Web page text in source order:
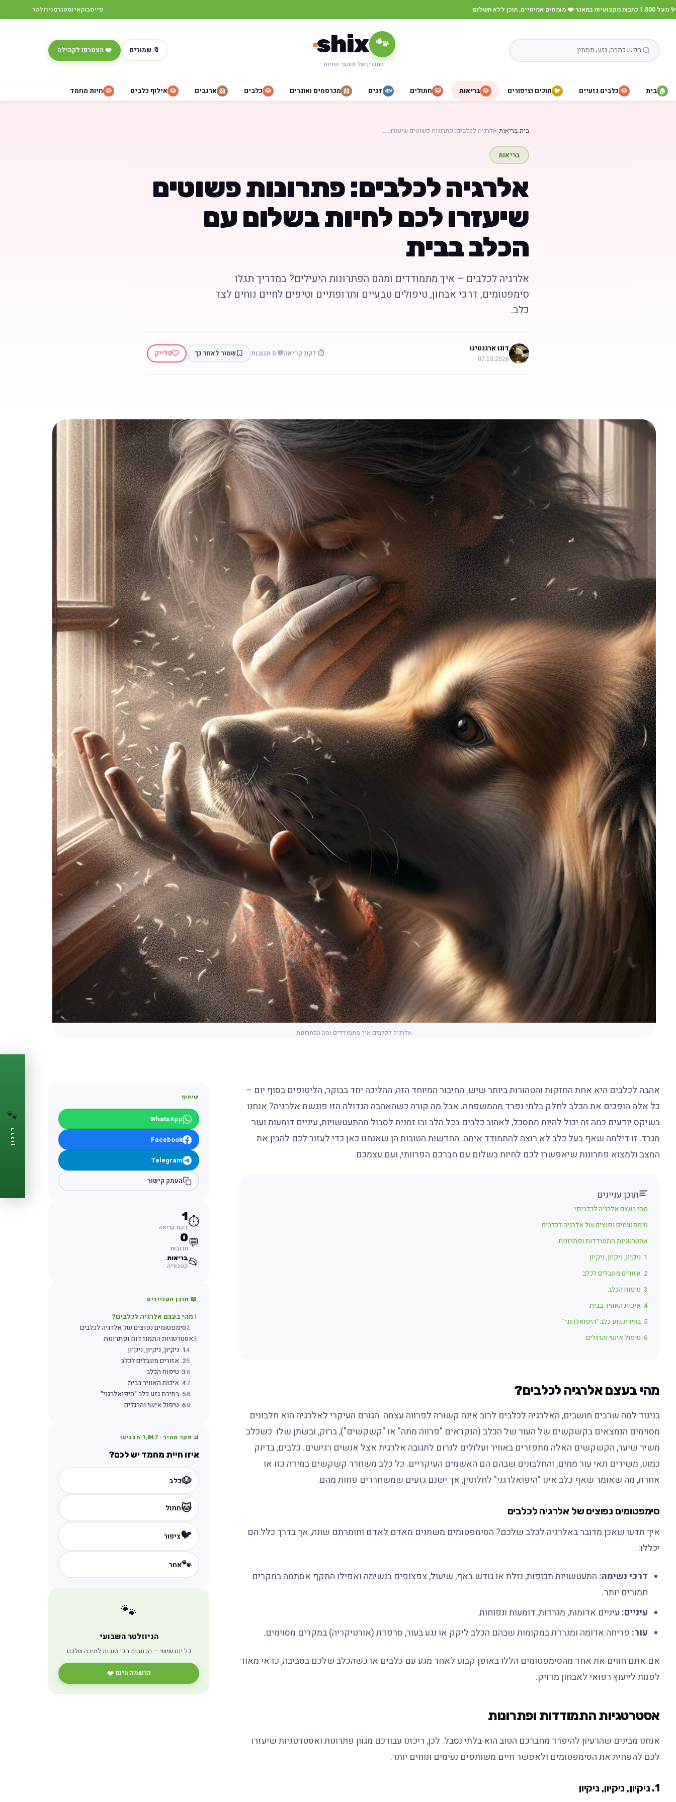
✨ מעל 1,800 כתבות מקצועיות במאגר ·❤️ מומחים אמיתיים, תוכן ללא תשלום פייסבוקאינסטגרםניוזלטר
🐾
shix
המגזין של אוהבי החיות
🔖 שמורים ❤️ הצטרפו לקהילה
🏠 בית 🐶 כלבים גזעיים 🐦 תוכים וציפורים 🐶 בריאות 🐱 חתולים 🐟 דגים 🐹 מכרסמים ואוגרים 🐶 כלבים 🐹 ארנבים 🐶 אילוף כלבים 🐶 חיות מחמד
בית›בריאות›אלרגיה לכלבים: פתרונות פשוטים שיעזרו……
בריאות
אלרגיה לכלבים: פתרונות פשוטים
שיעזרו לכם לחיות בשלום עם
הכלב בבית
אלרגיה לכלבים – איך מתמודדים ומהם הפתרונות היעילים? במדריך תגלו
סימפטומים, דרכי אבחון, טיפולים טבעיים ותרופתיים וטיפים לחיים נוחים לצד
כלב.
דוגו ארגנטינו
07.03.2026
⏱️ דקת קריאה💬 0 תגובות שמור לאחר כך 0לייק
אלרגיה לכלבים איך מתמודדים ומה הפתרונות
אהבה לכלבים היא אחת החזקות והטהורות ביותר שיש. החיבור המיוחד הזה, ההליכה יחד בבוקר, הליטופים בסוף יום –
כל אלה הופכים את הכלב לחלק בלתי נפרד מהמשפחה. אבל מה קורה כשהאהבה הגדולה הזו פוגשת אלרגיה? אנחנו
בשיקס יודעים כמה זה יכול להיות מתסכל, לאהוב כלבים בכל הלב ובו זמנית לסבול מהתעטשויות, עיניים דומעות ועור
מגרד. זו דילמה שאף בעל כלב לא רוצה להתמודד איתה. החדשות הטובות הן שאנחנו כאן כדי לעזור לכם להבין את
המצב ולמצוא פתרונות שיאפשרו לכם לחיות בשלום עם חברכם הפרוותי, ועם עצמכם.
תוכן עניינים
מהי בעצם אלרגיה לכלבים?
סימפטומים נפוצים של אלרגיה לכלבים
אסטרטגיות התמודדות ופתרונות
1. ניקיון, ניקיון, ניקיון
2. אזורים מוגבלים לכלב
3. טיפוח הכלב
4. איכות האוויר בבית
5. בחירת גזע כלב "היפואלרגני"
6. טיפול אישי והרגלים
מהי בעצם אלרגיה לכלבים?
בניגוד למה שרבים חושבים, האלרגיה לכלבים לרוב אינה קשורה לפרווה עצמה. הגורם העיקרי לאלרגיה הוא חלבונים
מסוימים הנמצאים בקשקשים של העור של הכלב (הנקראים "פרווה מתה" או "קשקשים"), ברוק, ובשתן שלו. כשכלב
משיר שיער, הקשקשים האלה מתפזרים באוויר ועלולים לגרום לתגובה אלרגית אצל אנשים רגישים. כלבים, בדיוק
כמונו, משירים תאי עור מתים, והחלבונים שבהם הם האשמים העיקריים. כל כלב משחרר קשקשים במידה כזו או
אחרת, מה שאומר שאף כלב אינו "היפואלרגני" לחלוטין, אך ישנם גזעים שמשחררים פחות מהם.
סימפטומים נפוצים של אלרגיה לכלבים
איך תדעו שאכן מדובר באלרגיה לכלב שלכם? הסימפטומים משתנים מאדם לאדם וחומרתם שונה, אך בדרך כלל הם
יכללו:
דרכי נשימה: התעטשויות תכופות, נזלת או גודש באף, שיעול, צפצופים בנשימה ואפילו התקף אסתמה במקרים
חמורים יותר.
עיניים: עיניים אדומות, מגרדות, דומעות ונפוחות.
עור: פריחה אדומה ומגרדת במקומות שבהם הכלב ליקק או נגע בעור, סרפדת (אורטיקריה) במקרים מסוימים.
אם אתם חווים את אחד מהסימפטומים הללו באופן קבוע לאחר מגע עם כלבים או כשהכלב שלכם בסביבה, כדאי מאוד
לפנות לייעוץ רפואי לאבחון מדויק.
אסטרטגיות התמודדות ופתרונות
אנחנו מבינים שהרעיון להיפרד מחברכם הטוב הוא בלתי נסבל. לכן, ריכזנו עבורכם מגוון פתרונות ואסטרטגיות שיעזרו
לכם להפחית את הסימפטומים ולאפשר חיים משותפים נעימים ונוחים יותר.
1. ניקיון, ניקיון, ניקיון
שיתוף
WhatsApp
Facebook
Telegram
העתק קישור
⏱️
1
דקת קריאה
💬
0
תגובות
📂בריאות
קטגוריה
📖 תוכן העניינים
1מהי בעצם אלרגיה לכלבים?
2סימפטומים נפוצים של אלרגיה לכלבים
3אסטרטגיות התמודדות ופתרונות
41. ניקיון, ניקיון, ניקיון
52. אזורים מוגבלים לכלב
63. טיפוח הכלב
74. איכות האוויר בבית
85. בחירת גזע כלב "היפואלרגני"
96. טיפול אישי והרגלים
📊 סקר מהיר ·1,847 הצביעו
איזו חיית מחמד יש לכם?
🐶כלב
🐱חתול
🐦ציפור
🐾אחר
🐾
הניוזלטר השבועי
כל יום שישי — הכתבות הכי טובות לתיבה שלכם
הרשמה חינם ❤️
🐾
דרכון
📋